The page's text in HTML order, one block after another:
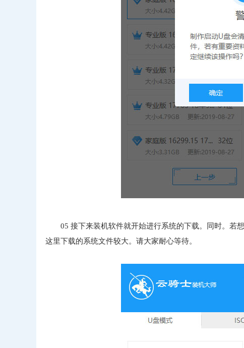
05 接下来装机软件就开始进行系统的下载。同时。若
这里下载的系统文件较大。请大家耐心等待。